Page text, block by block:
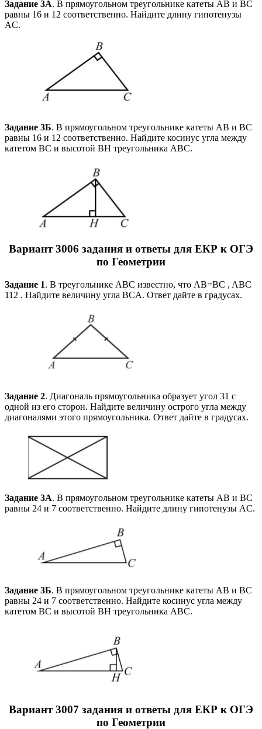
Задание 3А. В прямоугольном треугольнике катеты AB и BC
равны 16 и 12 соответственно. Найдите длину гипотенузы
AC.
Задание 3Б. В прямоугольном треугольнике катеты AB и BC
равны 16 и 12 соответственно. Найдите косинус угла между
катетом BC и высотой BH треугольника ABC.
Вариант3006 задания и ответы для ЕКР к ОГЭ
по Геометрии
Задание 1. В треугольнике ABC известно, что AB=BC , ABC
112 . Найдите величину угла BCA. Ответ дайте в градусах.
Задание 2. Диагональ прямоугольника образует угол 31 с
одной из его сторон. Найдите величину острого угла между
диагоналями этого прямоугольника. Ответ дайте в градусах.
Задание 3А. В прямоугольном треугольнике катеты AB и BC
равны 24 и 7 соответственно. Найдите длину гипотенузы AC.
Задание 3Б. В прямоугольном треугольнике катеты AB и BC
равны 24 и 7 соответственно. Найдите косинус угла между
катетом BC и высотой BH треугольника ABC.
Вариант3007 задания и ответы для ЕКР к ОГЭ
по Геометрии